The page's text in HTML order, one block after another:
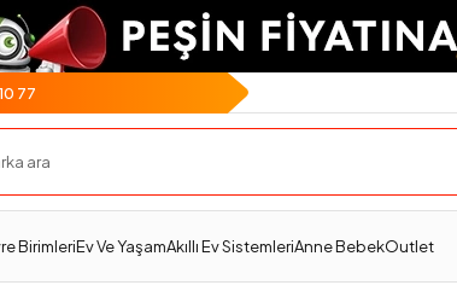
77
BirimleriEv Ve YaşamAkıllı Ev SistemleriAnne BebekOutlet
Ve İade Ödeme Seçenekleri Değerlendirmeler